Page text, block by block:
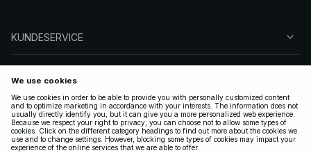
KUNDESERVICE
FØLG OSS
LOVLIG